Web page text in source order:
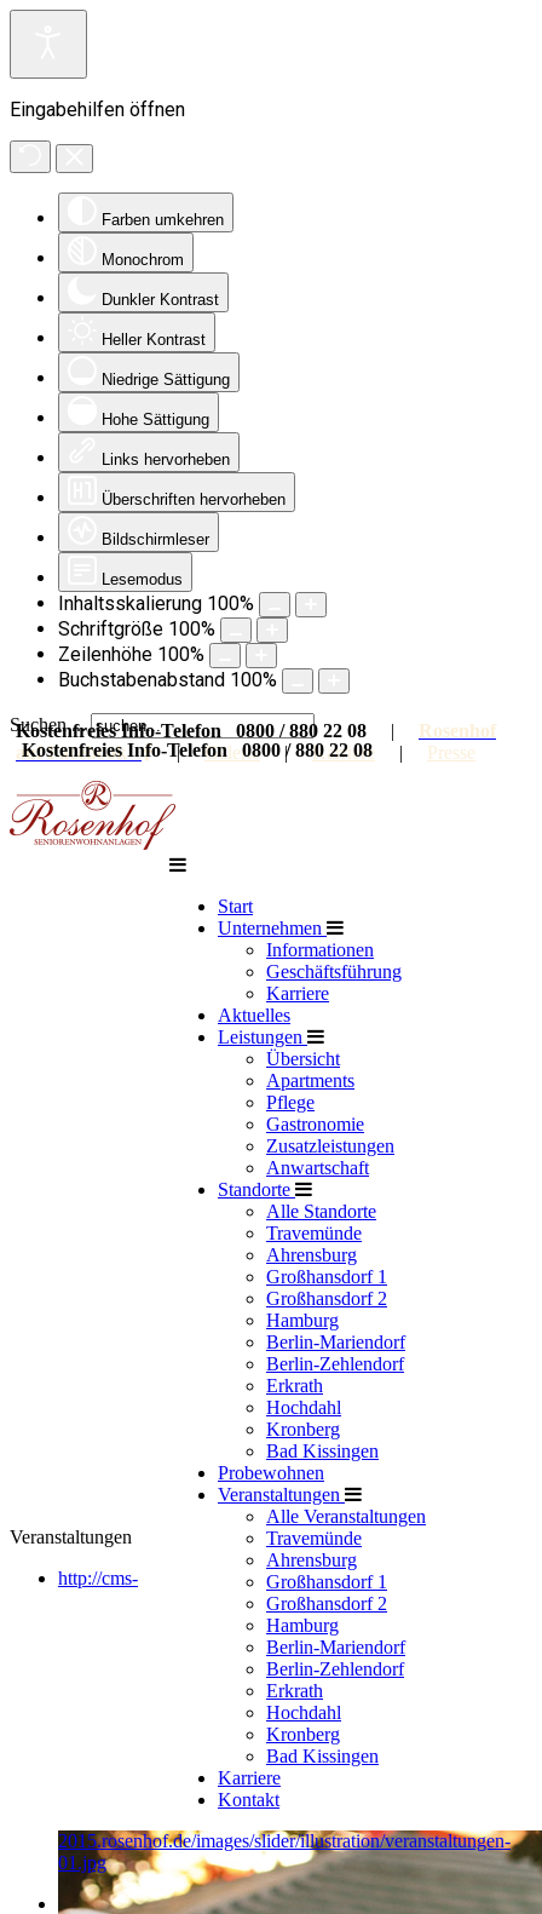
Eingabehilfen öffnen
Farben umkehren
Monochrom
Dunkler Kontrast
Heller Kontrast
Niedrige Sättigung
Hohe Sättigung
Links hervorheben
Überschriften hervorheben
Bildschirmleser
Lesemodus
Inhaltsskalierung 100%
Schriftgröße 100%
Zeilenhöhe 100%
Buchstabenabstand 100%
Suchen ...
Kostenfreies Info-Telefon 0800 / 880 22 08 | Rosenhof
auf Facebook
|Galerie|Karriere | Presse
Kostenfreies Info-Telefon 0800 / 880 22 08
Start
Unternehmen
Informationen
Geschäftsführung
Karriere
Aktuelles
Leistungen
Übersicht
Apartments
Pflege
Gastronomie
Zusatzleistungen
Anwartschaft
Standorte
Alle Standorte
Travemünde
Ahrensburg
Großhansdorf 1
Großhansdorf 2
Hamburg
Berlin-Mariendorf
Berlin-Zehlendorf
Erkrath
Hochdahl
Kronberg
Bad Kissingen
Probewohnen
Veranstaltungen
Alle Veranstaltungen
Travemünde
Ahrensburg
Großhansdorf 1
Großhansdorf 2
Hamburg
Berlin-Mariendorf
Berlin-Zehlendorf
Erkrath
Hochdahl
Kronberg
Bad Kissingen
Karriere
Kontakt
Veranstaltungen
http://cms-
2015.rosenhof.de/images/slider/illustration/veranstaltungen-
01.jpg